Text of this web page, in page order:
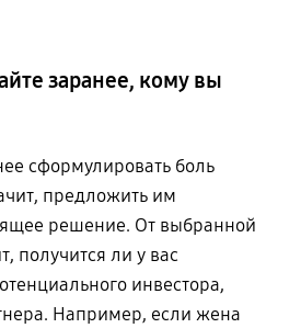
заранее, кому вы
сформулировать боль
предложить им
решение. От выбранной
получится лиу вас
инвестора,
Например, если жена